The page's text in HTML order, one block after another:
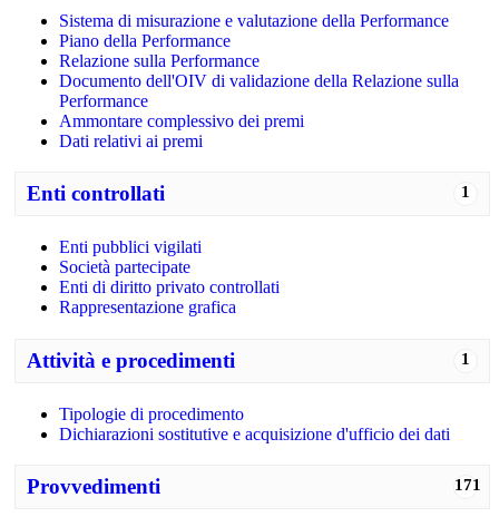
Sistema di misurazione e valutazione della Performance
Piano della Performance
Relazione sulla Performance
Documento dell'OIV di validazione della Relazione sulla
Performance
Ammontare complessivo dei premi
Dati relativi ai premi
1
Enti controllati
Enti pubblici vigilati
Società partecipate
Enti di diritto privato controllati
Rappresentazione grafica
1
Attività e procedimenti
Tipologie di procedimento
Dichiarazioni sostitutive e acquisizione d'ufficio dei dati
171
Provvedimenti